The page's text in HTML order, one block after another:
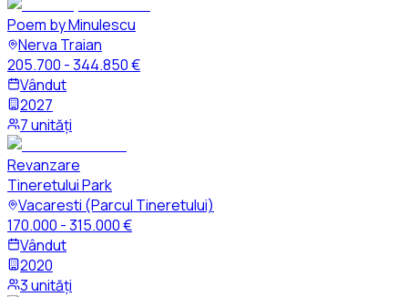
Poem by Minulescu
Nerva Traian
205.700 - 344.850 €
Vândut
2027
7 unități
Revanzare
Tineretului Park
Vacaresti (Parcul Tineretului)
170.000 - 315.000 €
Vândut
2020
3 unități